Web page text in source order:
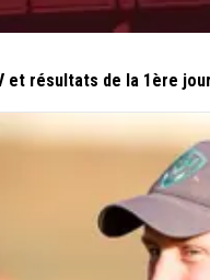
et résultats de la 1ère